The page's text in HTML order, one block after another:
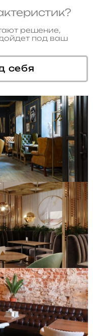
решение,
под ваш
себя